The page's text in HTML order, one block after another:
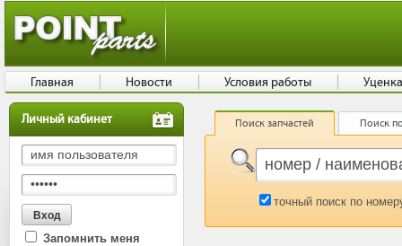
Личный кабинет
Запомнить меня
Поиск запчастей Поиск
точный поиск по
Главная Новости Условия работы